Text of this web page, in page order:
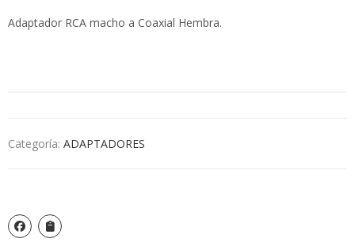
Adaptador RCA macho a Coaxial Hembra.
Categoría: ADAPTADORES